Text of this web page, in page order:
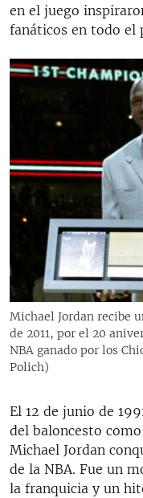
en el juego
fanáticos en todo el
Michael Jordan recibe
de 2011, por el 20
NBA ganado por los
Polich)
El 12 de junio de
del baloncesto
Michael Jordan
de la NBA. Fue un
la franquicia y un